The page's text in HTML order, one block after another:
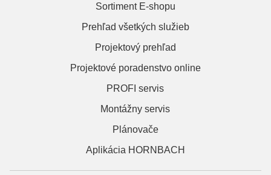
Sortiment E-shopu
Prehľad všetkých služieb
Projektový prehľad
Projektové poradenstvo online
PROFI servis
Montážny servis
Plánovače
Aplikácia HORNBACH